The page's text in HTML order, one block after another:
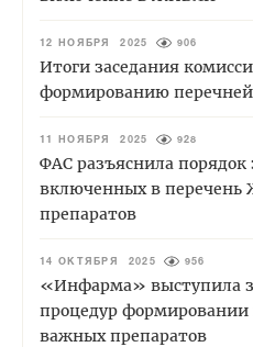
12 НОЯБРЯ 2025 906
Итоги заседания
формированию перечней
11 НОЯБРЯ 2025 928
ФАС разъяснила порядок
включенных в
препаратов
14 ОКТЯБРЯ 2025 956
«Инфарма» выступила
процедур
важных препаратов